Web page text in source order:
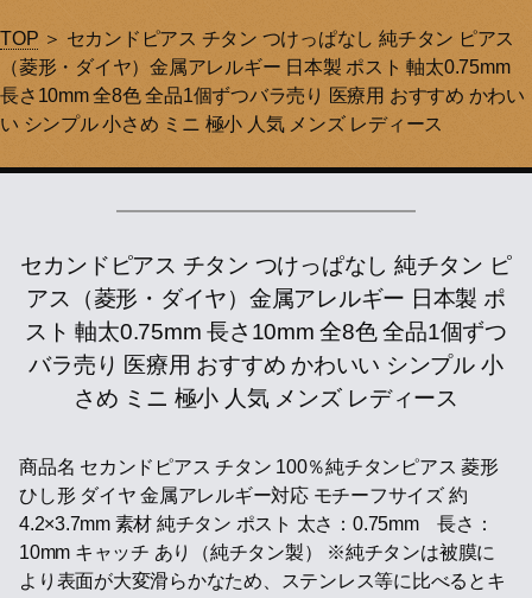
TOP ＞ セカンドピアス チタン つけっぱなし 純チタン ピアス
（菱形・ダイヤ）金属アレルギー 日本製 ポスト 軸太0.75mm
長さ10mm 全8色 全品1個ずつバラ売り 医療用 おすすめ かわい
い シンプル 小さめ ミニ 極小 人気 メンズ レディース
セカンドピアス チタン つけっぱなし 純チタン ピ
アス（菱形・ダイヤ）金属アレルギー 日本製 ポ
スト 軸太0.75mm 長さ10mm 全8色 全品1個ずつ
バラ売り 医療用 おすすめ かわいい シンプル 小
さめ ミニ 極小 人気 メンズ レディース
商品名 セカンドピアス チタン 100％純チタンピアス 菱形
ひし形 ダイヤ 金属アレルギー対応 モチーフサイズ 約
4.2×3.7mm 素材 純チタン ポスト 太さ：0.75mm 長さ：
10mm キャッチ あり（純チタン製） ※純チタンは被膜に
より表面が大変滑らかなため、ステンレス等に比べるとキ